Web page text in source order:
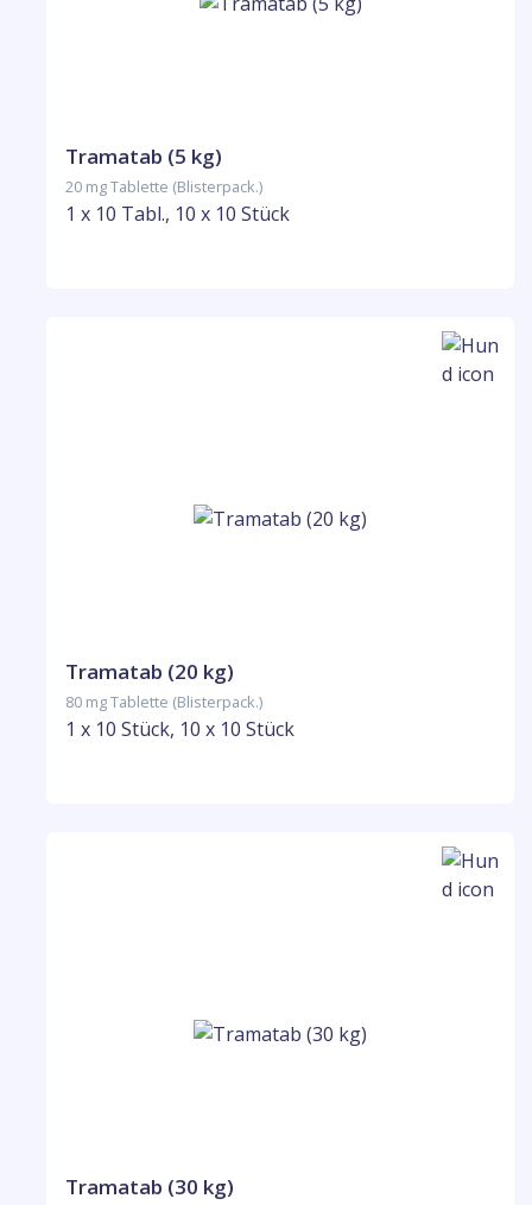
Tramatab (5 kg)
20 mg Tablette (Blisterpack.)
1 x 10 Tabl., 10 x 10 Stück
Tramatab (20 kg)
80 mg Tablette (Blisterpack.)
1 x 10 Stück, 10 x 10 Stück
Tramatab (30 kg)